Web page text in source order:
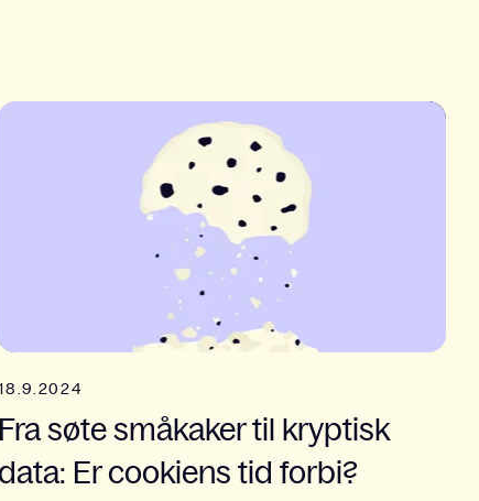
Fra søte småkaker til kryptisk
Er cookiens tid forbi?